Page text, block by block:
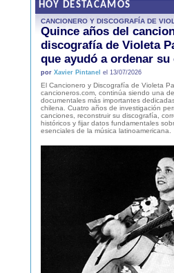
HOY DESTACAMOS
CANCIONERO Y DISCOGRAFÍA DE
Quince años del
discografía de Violeta
que ayudó a ordenar su
por Xavier Pintanel el 13/07/2026
El Cancionero y Discografía de Violeta
cancioneros.com, continúa siendo una
documentales más importantes
chilena. Cuatro años de investigación
canciones, reconstruir su discografía,
históricos y fijar datos fundamentales
esenciales de la música latinoamericana.